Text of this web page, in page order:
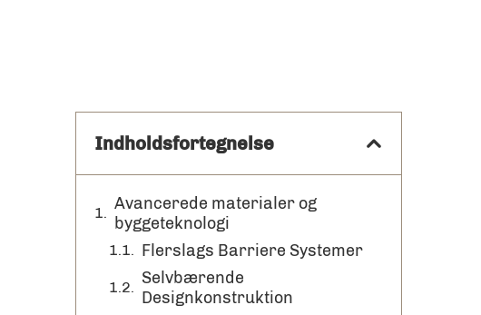
Indholdsfortegnelse
Avancerede materialer og
byggeteknologi
Flerslags Barriere Systemer
Selvbærende
Designkonstruktion